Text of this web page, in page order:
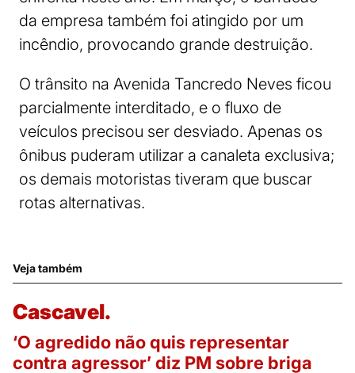
da empresa também foi atingido por um
incêndio, provocando grande destruição.
O trânsito na Avenida Tancredo Neves ficou
parcialmente interditado, e o fluxo de
veículos precisou ser desviado. Apenas os
ônibus puderam utilizar a canaleta exclusiva;
os demais motoristas tiveram que buscar
rotas alternativas.
Veja também
Cascavel.
‘O agredido não quis representar
contra agressor’ diz PM sobre briga